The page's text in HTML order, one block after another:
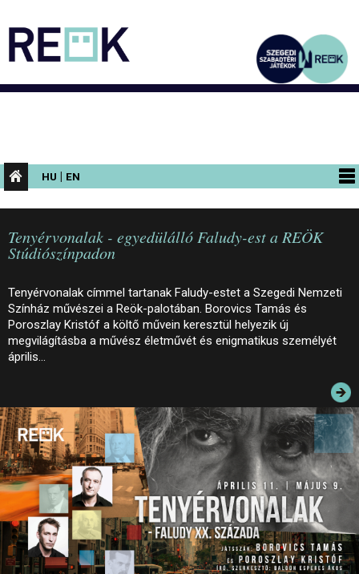
HU | EN
PROGRAMOK
KIÁLLÍTÁSOK
INFORMÁCIÓK
KONFERENCIA
PALOTASÉTÁK ÉS VEZETÉSEK
KÖZÉRDEKŰ ADATOK
Tenyérvonalak - egyedülálló Faludy-est a REÖK
Stúdiószínpadon
Tenyérvonalak címmel tartanak Faludy-estet a Szegedi Nemzeti
Színház művészei a Reök-palotában. Borovics Tamás és
Poroszlay Kristóf a költő művein keresztül helyezik új
megvilágításba a művész életművét és enigmatikus személyét
április…